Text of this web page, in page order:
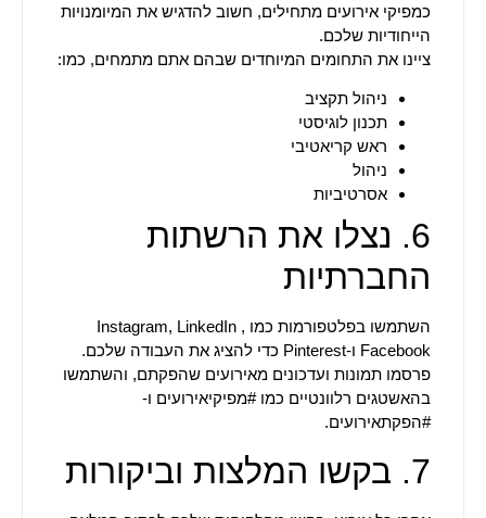
כמפיקי אירועים מתחילים, חשוב להדגיש את המיומנויות
הייחודיות שלכם.
ציינו את התחומים המיוחדים שבהם אתם מתמחים, כמו:
ניהול תקציב
תכנון לוגיסטי
ראש קריאטיבי
ניהול
אסרטיביות
6. נצלו את הרשתות
החברתיות
השתמשו בפלטפורמות כמו Instagram, LinkedIn ,
Facebook ו-Pinterest כדי להציג את העבודה שלכם.
פרסמו תמונות ועדכונים מאירועים שהפקתם, והשתמשו
בהאשטגים רלוונטיים כמו #מפיקיאירועים ו-
#הפקתאירועים.
7. בקשו המלצות וביקורות